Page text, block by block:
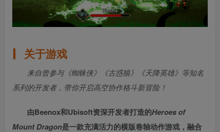
关于游戏
来自曾参与《蜘蛛侠》《古惑狼》《天降英雄》等知名
系列的开发者，带你开启高空协作格斗新冒险！
由Beenox和Ubisoft资深开发者打造的Heroes of
Mount Dragon是一款充满活力的横版卷轴动作游戏，融合